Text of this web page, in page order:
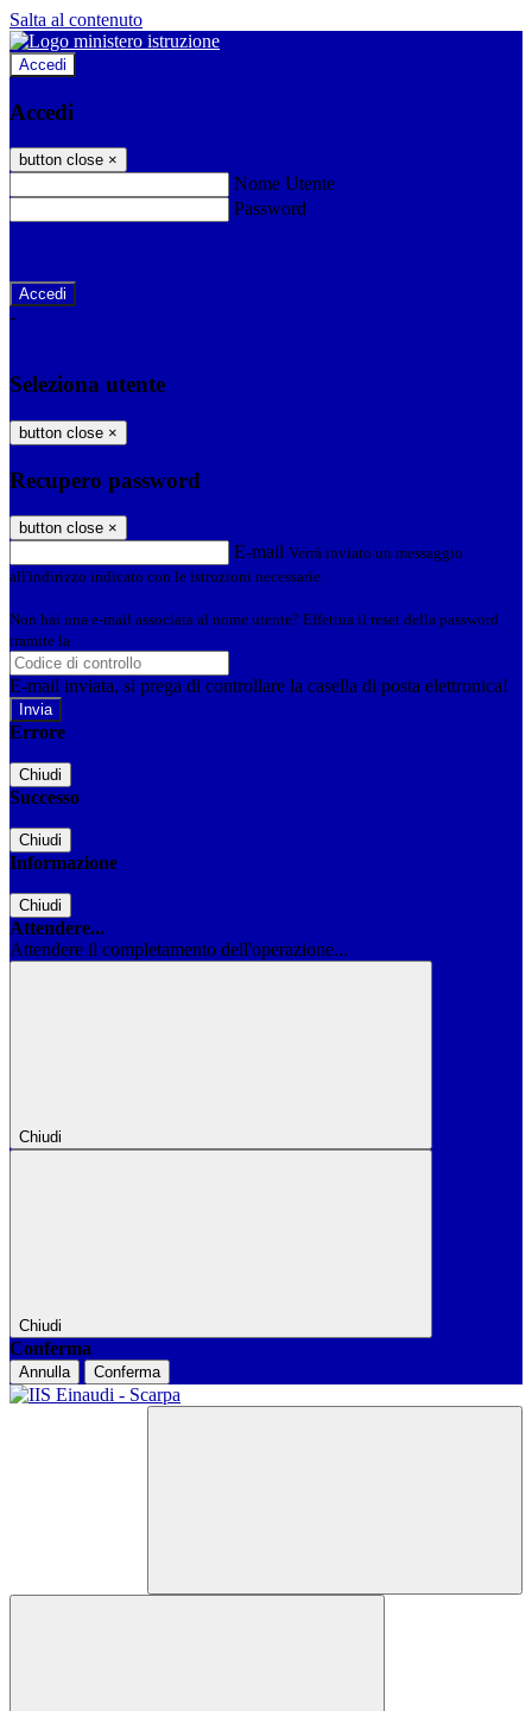
Salta al contenuto
Accedi
Accedi
button close ×
Nome Utente
Password
-
Seleziona utente
button close ×
Recupero password
button close ×
E-mail Verrà inviato un messaggio
all'indirizzo indicato con le istruzioni necessarie.
Non hai una e-mail associata al nome utente? Effettua il reset della password
tramite la
E-mail inviata, si prega di controllare la casella di posta elettronica!
Errore
Chiudi
Successo
Chiudi
Informazione
Chiudi
Attendere...
Attendere il completamento dell'operazione...
Chiudi
Chiudi
Conferma
Annulla Conferma